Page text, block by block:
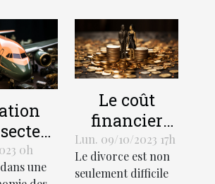
et
0h
une
Le coût
financier
d'un divorce:
Comment
Lun. 09/10/2023 17h
Le divorce est non
seulement difficile